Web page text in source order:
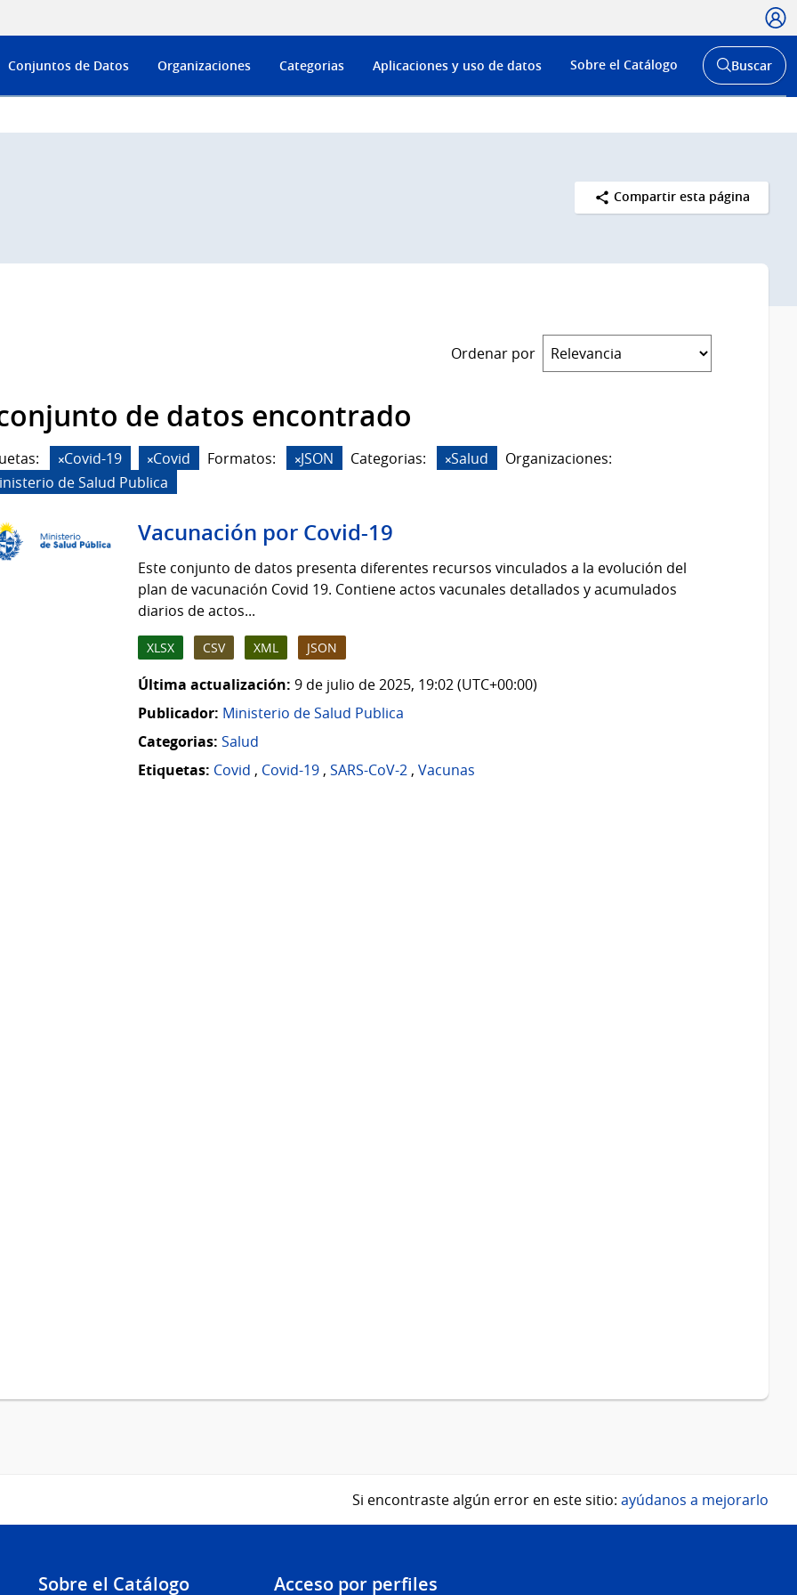
Menú
de
Conjuntos de Datos Organizaciones Categorias Aplicaciones y uso de datos Sobre el Catálogo
Abrir
buscador
Buscar
Compartir esta página
Ordenar por
de datos encontrado
Covid-19 Covid Formatos: JSON Categorias: Salud
Organizaciones:
de Salud Publica
Vacunación por Covid-19
Este conjunto de datos presenta diferentes recursos vinculados a la evolución del
plan de vacunación Covid 19. Contiene actos vacunales detallados y acumulados
diarios de actos...
XLSX CSV XML JSON
Última actualización: 9 de julio de 2025, 19:02 (UTC+00:00)
Publicador: Ministerio de Salud Publica
Categorias: Salud
Etiquetas: Covid , Covid-19, SARS-CoV-2, Vacunas
Si encontraste algún error en este sitio: ayúdanos a mejorarlo
Sobre el Catálogo Acceso por perfiles